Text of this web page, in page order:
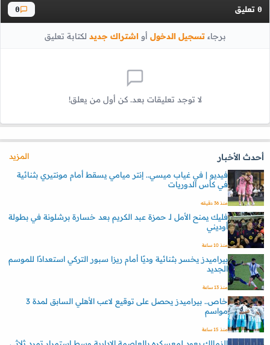
0 تعليق 0
برجاءتسجيل الدخول أواشتراك جديد لكتابة تعليق
لا توجد تعليقات بعد. كن أول من يعلق!
أحدث الأخبار
المزيد
فيديو | في غياب ميسي.. إنتر ميامي يسقط أمام مونتيري بثنائية
في كأس الدوريات
منذ 36 دقيقه
فليك يمنح الأمل لـ حمزة عبد الكريم بعد خسارة برشلونة في بطولة
أوديني
منذ 10 ساعة
بيراميدز يخسر بثنائية وديًا أمام ريزا سبور التركي استعدادًا للموسم
الجديد
منذ 13 ساعة
خاص.. بيراميدز يحصل على توقيع لاعب الأهلي السابق لمدة 3
مواسم
منذ 15 ساعة
الزمالك يعود لمعسكره بالعاصمة الإدارية وسط استمرار تمرد ثلاثي